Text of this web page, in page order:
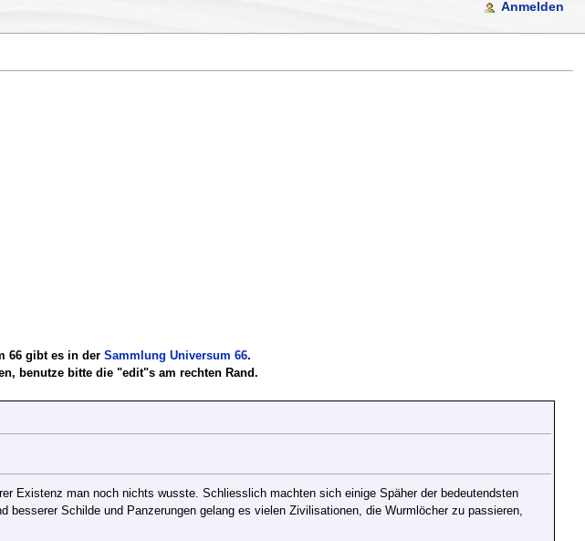
66 gibt es in derSammlung Universum 66.
benutze bitte die "edit"s am rechten Rand.
Existenz man noch nichts wusste. Schliesslich machten sich einige Späher der bedeutendsten
Schilde und Panzerungen gelang es vielen Zivilisationen, die Wurmlöcher zu passieren,
Anmelden